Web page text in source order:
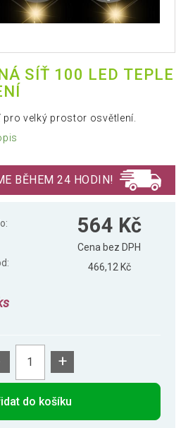
SÍŤ 100 LED TEPLE
velký prostor osvětlení.
BĚHEM 24 HODIN!
564 Kč
Cena bez DPH
466,12 Kč
+
do košíku